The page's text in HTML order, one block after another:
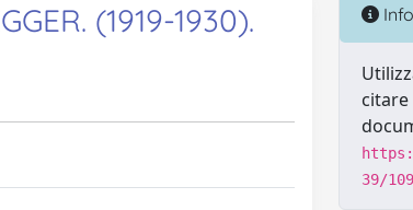
(1919-1930).
39/